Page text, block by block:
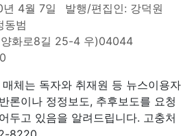
년 4월 7일
발행/편집인: 강덕원
동범
양화로8길 25-4 우)04044
매체는 독자와 취재원 등 뉴스이용자
론이나 정정보도, 추후보도를 요청
두고 있음을 알려드립니다. 고충처